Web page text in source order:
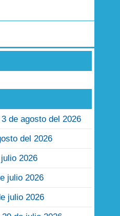
de agosto del 2026
del 2026
2026
julio 2026
julio 2026